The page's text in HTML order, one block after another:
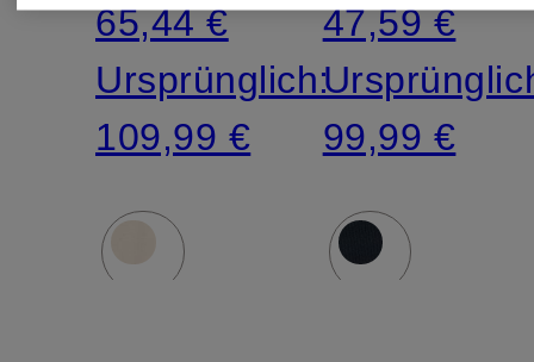
65,44 €
Ursprünglich:
109,99 €
47,59 €
99,99 €